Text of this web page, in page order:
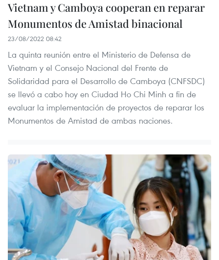
Vietnam y Camboya cooperan en reparar
Monumentos de Amistad binacional
23/08/2022 08:42
La quinta reunión entre el Ministerio de Defensa de
Vietnam y el Consejo Nacional del Frente de
Solidaridad para el Desarrollo de Camboya (CNFSDC)
se llevó a cabo hoy en Ciudad Ho Chi Minh a fin de
evaluar la implementación de proyectos de reparar los
Monumentos de Amistad de ambas naciones.